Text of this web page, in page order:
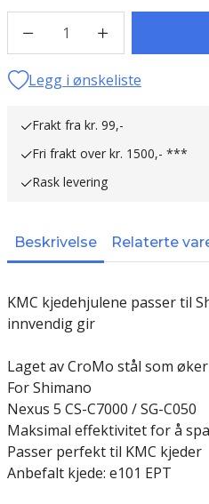
1
Legg i ønskeliste
Frakt fra kr. 99,-
Fri frakt over kr. 1500,- ***
Rask levering
Beskrivelse Relaterte
KMC kjedehjulene passer til
innvendig gir
Laget av CroMo stål som
For Shimano
Nexus 5 CS-C7000 / SG-C050
Maksimal effektivitet for å
Passer perfekt til KMC kjeder
Anbefalt kjede: e101 EPT